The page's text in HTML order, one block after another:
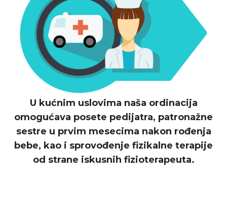
U kućnim uslovima naša ordinacija
omogućava posete pedijatra, patronažne
sestre u prvim mesecima nakon rođenja
bebe, kao i sprovođenje fizikalne terapije
od strane iskusnih fizioterapeuta.